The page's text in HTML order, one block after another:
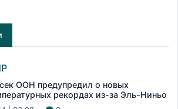
ООН предупредил о новых
рекордах из-за Эль-Ниньо